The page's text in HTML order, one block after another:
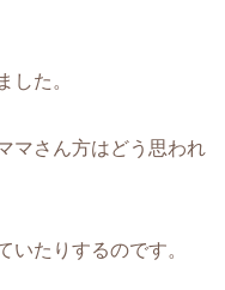
した。
マさん方はどう思われ
たりするのです。